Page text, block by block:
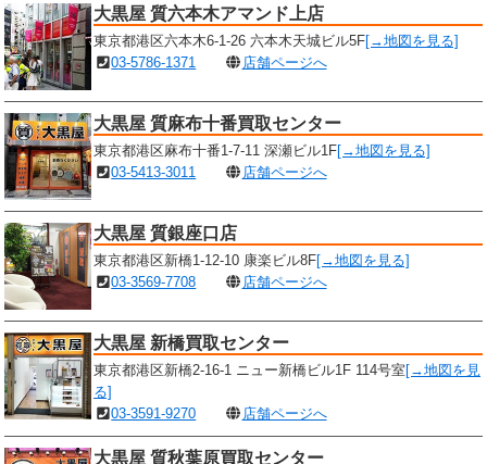
大黒屋 質六本木アマンド上店
東京都港区六本木6-1-26 六本木天城ビル5F[→地図を見る]
03-5786-1371
店舗ページへ
大黒屋 質麻布十番買取センター
東京都港区麻布十番1-7-11 深瀬ビル1F[→地図を見る]
03-5413-3011
店舗ページへ
大黒屋 質銀座口店
東京都港区新橋1-12-10 康楽ビル8F[→地図を見る]
03-3569-7708
店舗ページへ
大黒屋 新橋買取センター
東京都港区新橋2-16-1 ニュー新橋ビル1F 114号室 [→地図を見
る]
03-3591-9270
店舗ページへ
大黒屋 質秋葉原買取センター